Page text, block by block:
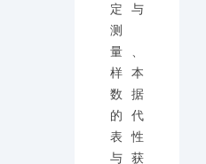
定与
测
量、
样本
数据
的代
表性
与获